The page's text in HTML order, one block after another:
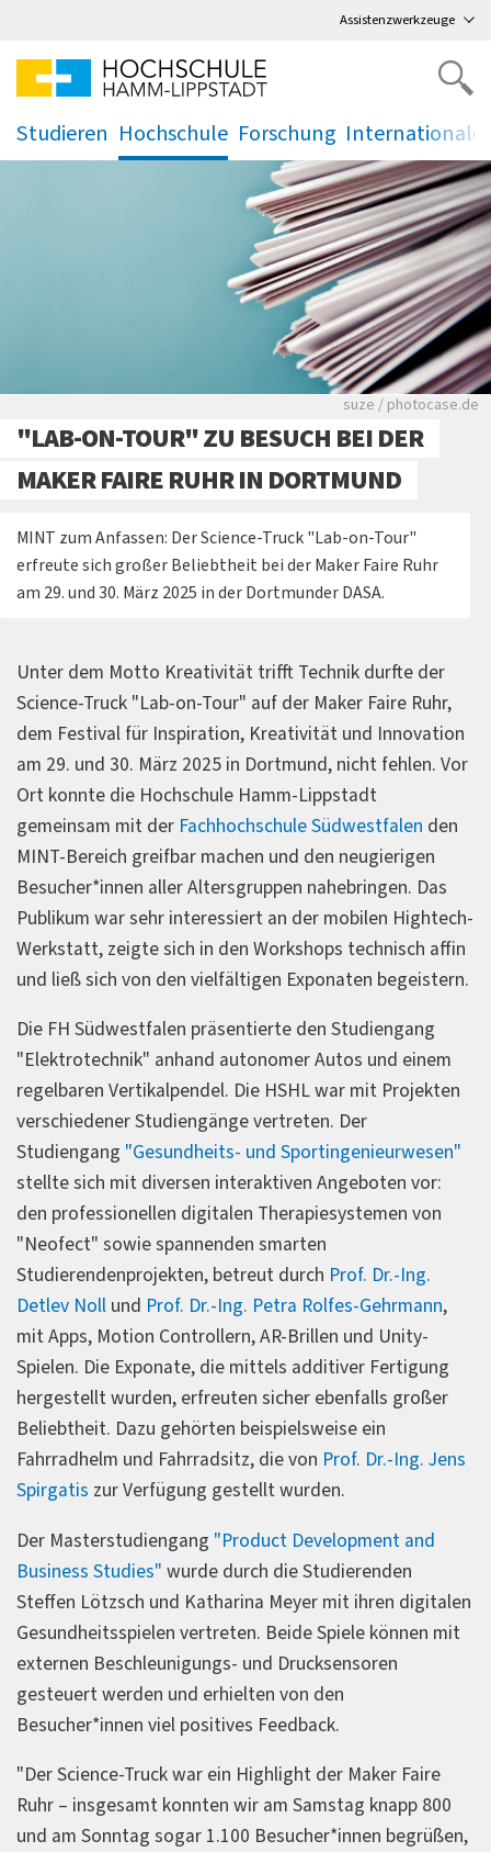
Assistenzwerkzeuge
Studieren
.
Hochschule
.
Forschung
. .
Viele Zeitungen.
suze / photocase.de
"LAB-ON-TOUR" ZU BESUCH BEI DER
MAKER FAIRE RUHR IN DORTMUND
MINT zum Anfassen: Der Science-Truck "Lab-on-Tour"
erfreute sich großer Beliebtheit bei der Maker Faire Ruhr
am 29. und 30. März 2025 in der Dortmunder DASA.
Unter dem Motto Kreativität trifft Technik durfte der
Science-Truck "Lab-on-Tour" auf der Maker Faire Ruhr,
dem Festival für Inspiration, Kreativität und Innovation
am 29. und 30. März 2025 in Dortmund, nicht fehlen. Vor
Ort konnte die Hochschule Hamm-Lippstadt
gemeinsam mit der Fachhochschule Südwestfalen den
MINT-Bereich greifbar machen und den neugierigen
Besucher*innen aller Altersgruppen nahebringen. Das
Publikum war sehr interessiert an der mobilen Hightech-
Werkstatt, zeigte sich in den Workshops technisch affin
und ließ sich von den vielfältigen Exponaten begeistern.
Die FH Südwestfalen präsentierte den Studiengang
"Elektrotechnik" anhand autonomer Autos und einem
regelbaren Vertikalpendel. Die HSHL war mit Projekten
verschiedener Studiengänge vertreten. Der
Studiengang "Gesundheits- und Sportingenieurwesen"
stellte sich mit diversen interaktiven Angeboten vor:
den professionellen digitalen Therapiesystemen von
"Neofect" sowie spannenden smarten
Studierendenprojekten, betreut durch Prof. Dr.-Ing.
Detlev Noll und Prof. Dr.-Ing. Petra Rolfes-Gehrmann,
mit Apps, Motion Controllern, AR-Brillen und Unity-
Spielen. Die Exponate, die mittels additiver Fertigung
hergestellt wurden, erfreuten sicher ebenfalls großer
Beliebtheit. Dazu gehörten beispielsweise ein
Fahrradhelm und Fahrradsitz, die von Prof. Dr.-Ing. Jens
Spirgatis zur Verfügung gestellt wurden.
Der Masterstudiengang "Product Development and
Business Studies" wurde durch die Studierenden
Steffen Lötzsch und Katharina Meyer mit ihren digitalen
Gesundheitsspielen vertreten. Beide Spiele können mit
externen Beschleunigungs- und Drucksensoren
gesteuert werden und erhielten von den
Besucher*innen viel positives Feedback.
"Der Science-Truck war ein Highlight der Maker Faire
Ruhr – insgesamt konnten wir am Samstag knapp 800
und am Sonntag sogar 1.100 Besucher*innen begrüßen,